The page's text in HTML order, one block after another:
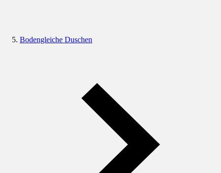
Bodengleiche Duschen